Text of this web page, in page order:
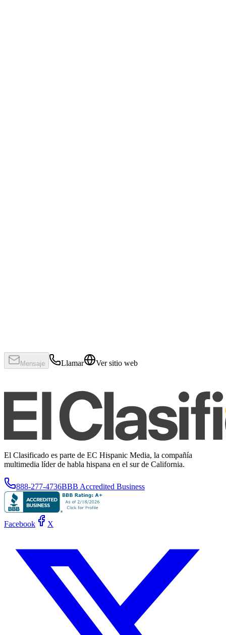
Mensaje Llamar Ver sitio web
El Clasificado es parte de EC Hispanic Media, la compañía
multimedia líder de habla hispana en el sur de California.
888-277-4736BBB Accredited Business
Facebook X